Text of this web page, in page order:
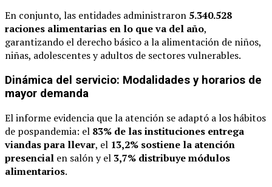
En conjunto, las entidades administraron 5.340.528
raciones alimentarias en lo que va del año,
garantizando el derecho básico a la alimentación de niños,
niñas, adolescentes y adultos de sectores vulnerables.
Dinámica del servicio: Modalidades y horarios de
mayor demanda
El informe evidencia que la atención se adaptó a los hábitos
de pospandemia: el 83% de las instituciones entrega
viandas para llevar, el 13,2% sostiene la atención
presencial en salón y el 3,7% distribuye módulos
alimentarios.